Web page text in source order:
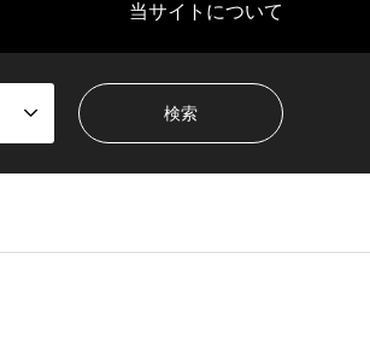
当サイトについて